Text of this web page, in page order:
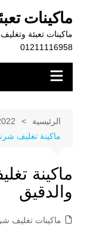
المحتوى
ماكينات
01211116958
الرئيسية
ماكينة تغليف
ماكينة
والدقيق
ماكينات تغليف